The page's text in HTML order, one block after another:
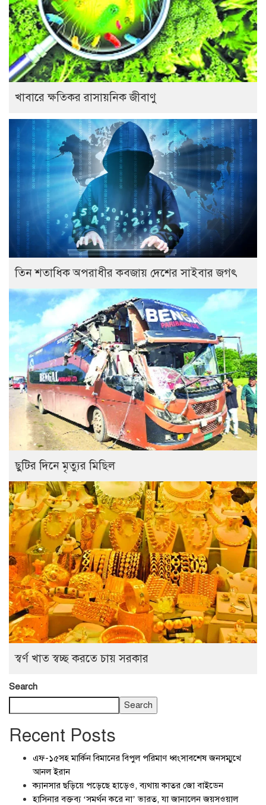
খাবারে ক্ষতিকর রাসায়নিক জীবাণু
তিন শতাধিক অপরাধীর কবজায় দেশের সাইবার জগৎ
ছুটির দিনে মৃত্যুর মিছিল
স্বর্ণ খাত স্বচ্ছ করতে চায় সরকার
Search
Search
Recent Posts
এফ-১৫সহ মার্কিন বিমানের বিপুল পরিমাণ ধ্বংসাবশেষ জনসম্মুখে
আনল ইরান
ক্যানসার ছড়িয়ে পড়েছে হাড়েও, ব্যথায় কাতর জো বাইডেন
হাসিনার বক্তব্য ‘সমর্থন করে না’ ভারত, যা জানালেন জয়সওয়াল